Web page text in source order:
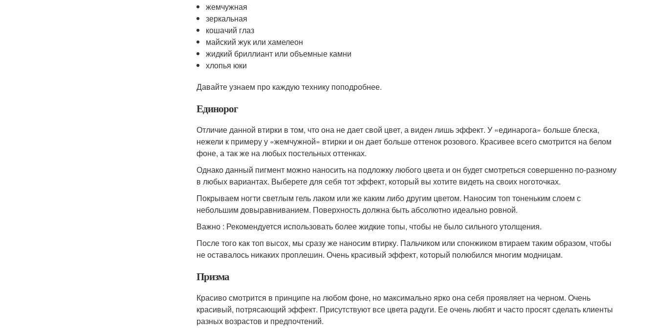
жемчужная
зеркальная
кошачий глаз
майский жук или хамелеон
жидкий бриллиант или объемные камни
хлопья юки
Давайте узнаем про каждую технику поподробнее.
Единорог
Отличие данной втирки в том, что она не дает свой цвет, а виден лишь эффект. У «единарога» больше блеска,
нежели к примеру у «жемчужной» втирки и он дает больше оттенок розового. Красивее всего смотрится на белом
фоне, а так же на любых постельных оттенках.
Однако данный пигмент можно наносить на подложку любого цвета и он будет смотреться совершенно по-разному
в любых вариантах. Выберете для себя тот эффект, который вы хотите видеть на своих ноготочках.
Покрываем ногти светлым гель лаком или же каким либо другим цветом. Наносим топ тоненьким слоем с
небольшим довыравниванием. Поверхность должна быть абсолютно идеально ровной.
Важно : Рекомендуется использовать более жидкие топы, чтобы не было сильного утолщения.
После того как топ высох, мы сразу же наносим втирку. Пальчиком или спонжиком втираем таким образом, чтобы
не оставалось никаких проплешин. Очень красивый эффект, который полюбился многим модницам.
Призма
Красиво смотрится в принципе на любом фоне, но максимально ярко она себя проявляет на черном. Очень
красивый, потрясающий эффект. Присутствуют все цвета радуги. Ее очень любят и часто просят сделать клиенты
разных возрастов и предпочтений.